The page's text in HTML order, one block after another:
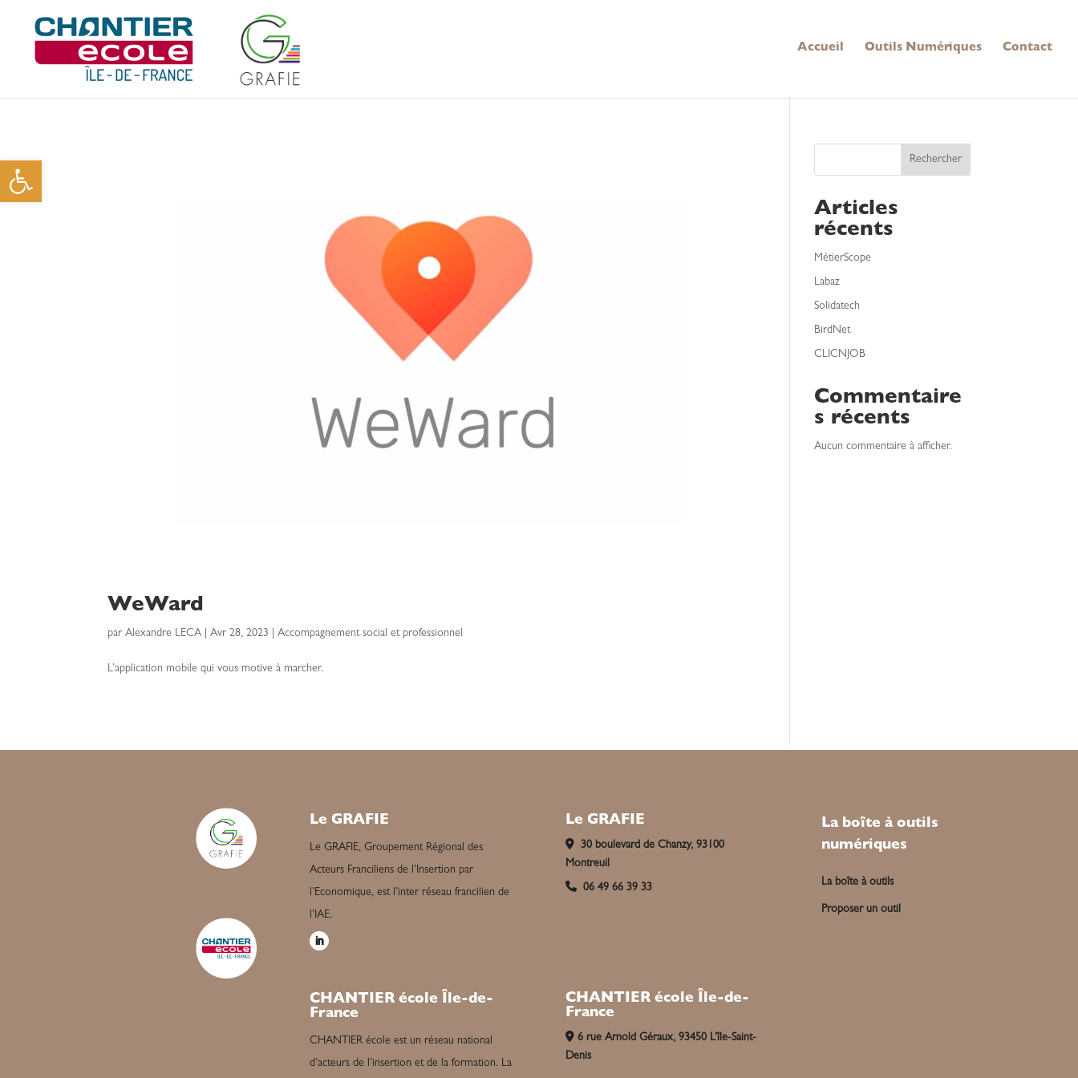
Ouvrir la barre d’outils
Accueil Outils Numériques Contact
WeWard
parAlexandre LECA |Avr 28, 2023 |Accompagnement social et professionnel
L’application mobile qui vous motive à marcher.
Rechercher
Articles
récents
MétierScope
Labaz
Solidatech
BirdNet
CLICNJOB
Commentaire
s récents
Aucun commentaire à afficher.
Le GRAFIE
Le GRAFIE, Groupement Régional des
Acteurs Franciliens de l’Insertion par
l’Economique, est l’inter réseau francilien de
l’IAE.
CHANTIER école Île-de-
France
CHANTIER école est un réseau national
d’acteurs de l’insertion et de la formation. La
Le GRAFIE
30 boulevard de Chanzy, 93100
Montreuil
06 49 66 39 33
CHANTIER école Île-de-
France
6 rue Arnold Géraux, 93450 L’île-Saint-
Denis
La boîte à outils
numériques
La boîte à outils
Proposer un outil